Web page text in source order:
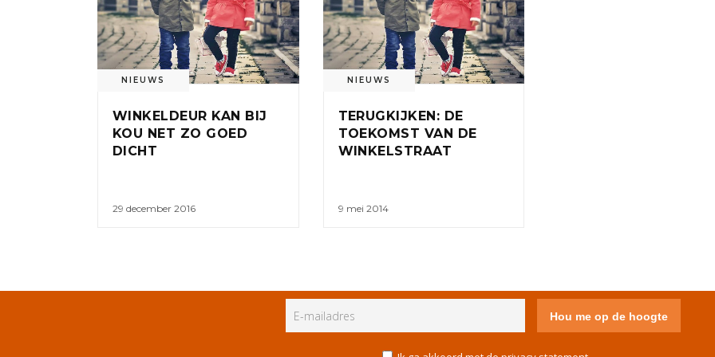
NIEUWS
WINKELDEUR KAN BIJ
KOU NET ZO GOED
DICHT
29 december 2016
NIEUWS
TERUGKIJKEN: DE
TOEKOMST VAN DE
WINKELSTRAAT
9 mei 2014
ALLE RECHTEN VOORBEHOUDEN PRIVACY STATEMENT DISCLAIMER COLOFON CONTACT